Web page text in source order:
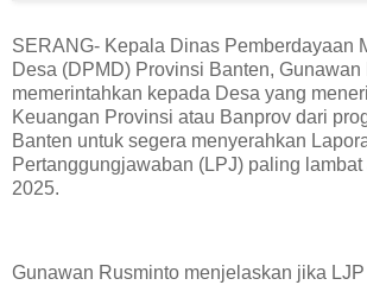
SERANG- Kepala Dinas Pemberdayaan
Desa (DPMD) Provinsi Banten, Gunawan
memerintahkan kepada Desa yang
Keuangan Provinsi atau Banprov dari
Banten untuk segera menyerahkan
Pertanggungjawaban (LPJ) paling
2025.
Gunawan Rusminto menjelaskan jika